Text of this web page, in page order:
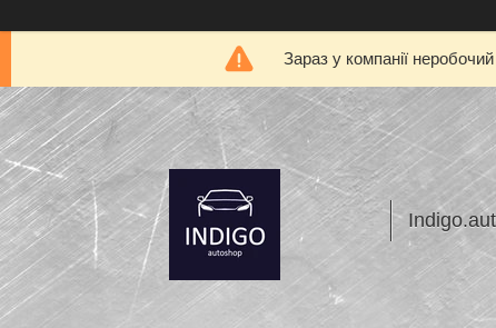
Зараз у компанії